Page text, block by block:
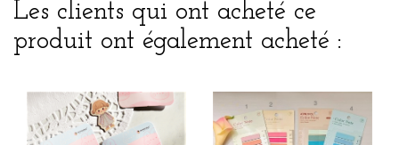
Les clients qui ont acheté ce
produit ont également acheté :